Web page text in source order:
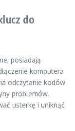
do
posiadają
komputera
odczytanie kodów
problemów.
usterkę i uniknąć